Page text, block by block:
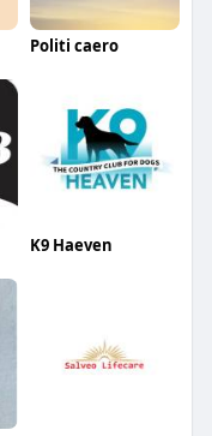
Politi caero
K9 Haeven